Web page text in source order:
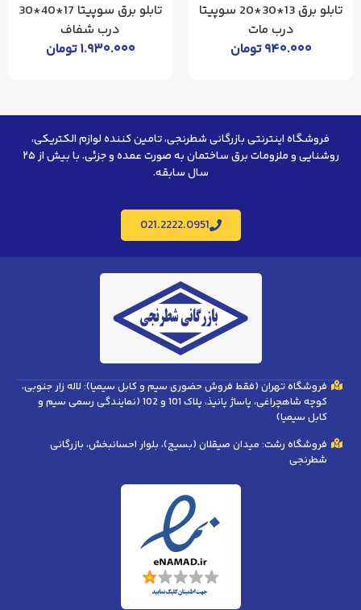
تابلو برق 13*30*20 سوپیتا
درب مات
۹۴۰.۰۰۰تومان
تابلو برق سوپیتا 17*40*30
درب شفاف
۱.۹۳۰.۰۰۰تومان
فروشگاه اینترنتی بازرگانی شطرنجی، تامین کننده لوازم الکتریکی،
روشنایی و ملزومات برق ساختمان به صورت عمده و جزئی. با بیش از ۲۵
سال سابقه.
021.2222.0951
فروشگاه تهران (فقط فروش حضوری سیم و کابل سیمیا): لاله زار جنوبی،
کوچه شاهچراغی، پاساژ پانیذ، پلاک 101 و 102 (نمایندگی رسمی سیم و
کابل سیمیا)
فروشگاه رشت: میدان صیقلان (بسیج)، بلوار احسانبخش، بازرگانی
شطرنجی